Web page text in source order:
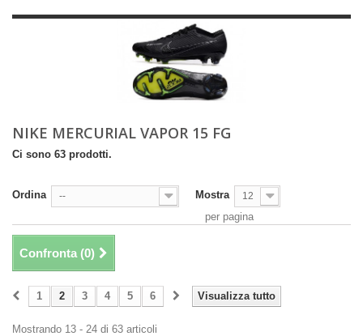
NIKE MERCURIAL VAPOR 15 FG
Ci sono 63 prodotti.
Ordina -- Mostra 12
per pagina
Confronta (0)
Visualizza tutto
1 2 3 4 5 6
Mostrando 13 - 24 di 63 articoli